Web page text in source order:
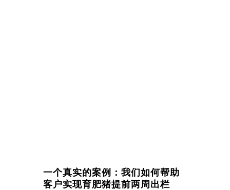
一个真实的案例：我们如何帮助
客户实现育肥猪提前两周出栏